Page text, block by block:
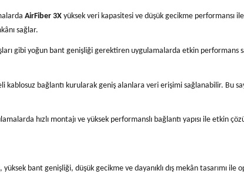
AirFiber 3X yüksek veri kapasitesi ve düşük gecikme performansı
sağlar.
gibi yoğun bant genişliği gerektiren uygulamalarda etkin performans
kablosuz bağlantı kurularak geniş alanlara veri erişimi sağlanabilir. Bu
hızlı montajı ve yüksek performanslı bağlantı yapısı ile etkin
bant genişliği, düşük gecikme ve dayanıklı dış mekân tasarımı